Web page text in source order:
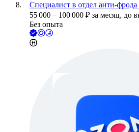
Специалист в отдел анти-фрода
55 000 – 100 000 ₽ за месяц, до
Без опыта